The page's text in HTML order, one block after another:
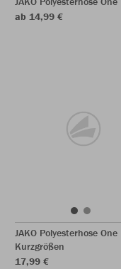
ab 14,99 €
JAKO Polyesterhose One
Kurzgrößen
17,99 €